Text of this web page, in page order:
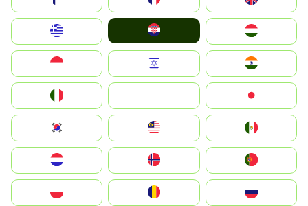
Magyarország
South Korea